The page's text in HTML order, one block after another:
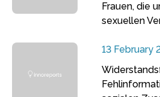
Frauen, die
sexuellen
13 February